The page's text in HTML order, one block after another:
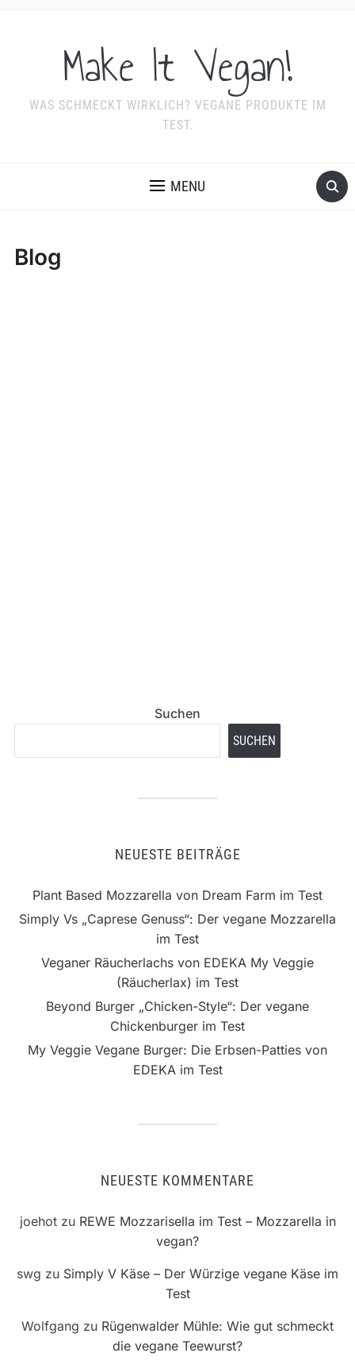
Make It Vegan!
WAS SCHMECKT WIRKLICH? VEGANE PRODUKTE IM
TEST.
MENU
Blog
Suchen
SUCHEN
NEUESTE BEITRÄGE
Plant Based Mozzarella von Dream Farm im Test
Simply Vs „Caprese Genuss“: Der vegane Mozzarella
im Test
Veganer Räucherlachs von EDEKA My Veggie
(Räucherlax) im Test
Beyond Burger „Chicken-Style“: Der vegane
Chickenburger im Test
My Veggie Vegane Burger: Die Erbsen-Patties von
EDEKA im Test
NEUESTE KOMMENTARE
joehotzu REWE Mozzarisella im Test – Mozzarella in
vegan?
swg zu Simply V Käse – Der Würzige vegane Käse im
Test
Wolfgang zu Rügenwalder Mühle: Wie gut schmeckt
die vegane Teewurst?